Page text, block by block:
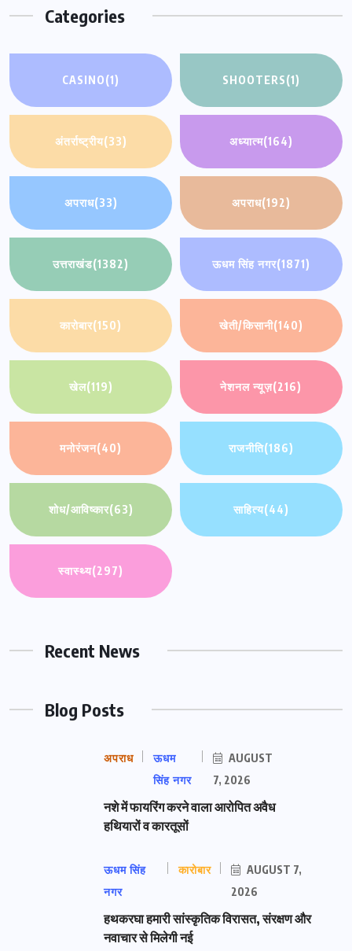
Categories
CASINO(1) SHOOTERS(1)
अंतर्राष्ट्रीय(33) अध्यात्म(164)
अपराध(33) अपराध(192)
उत्तराखंड(1382) ऊधम सिंह नगर(1871)
कारोबार(150) खेती/किसानी(140)
खेल(119) नेशनल न्यूज़(216)
मनोरंजन(40) राजनीति(186)
शोध/आविष्कार(63) साहित्य(44)
स्वास्थ्य(297)
Recent News
Blog Posts
अपराध
ऊधम
सिंह नगर
AUGUST
7, 2026
नशे में फायरिंग करने वाला आरोपित अवैध
हथियारों व कारतूसों
ऊधम सिंह
नगर
कारोबार
AUGUST 7,
2026
हथकरघा हमारी सांस्कृतिक विरासत, संरक्षण और
नवाचार से मिलेगी नई